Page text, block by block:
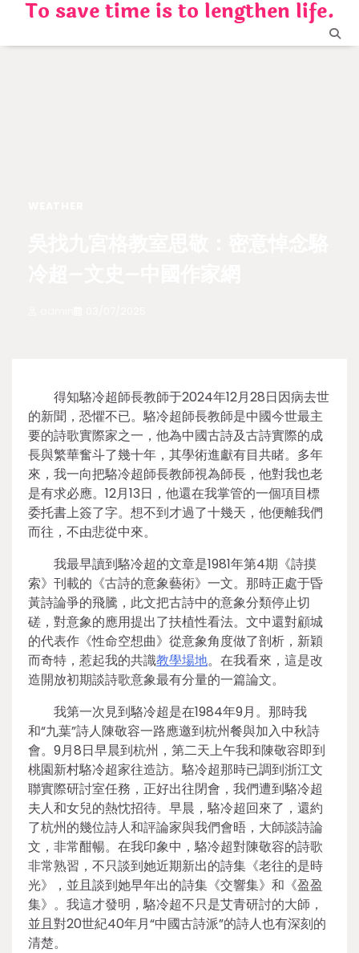
content
To save time is to lengthen life.
得知駱冷超師長教師于2024年12月28日因病去世
的新聞，恐懼不已。駱冷超師長教師是中國今世最主
要的詩歌實際家之一，他為中國古詩及古詩實際的成
長與繁華奮斗了幾十年，其學術進獻有目共睹。多年
來，我一向把駱冷超師長教師視為師長，他對我也老
是有求必應。12月13日，他還在我掌管的一個項目標
委托書上簽了字。想不到才過了十幾天，他便離我們
而往，不由悲從中來。
我最早讀到駱冷超的文章是1981年第4期《詩摸
索》刊載的《古詩的意象藝術》一文。那時正處于昏
黃詩論爭的飛騰，此文把古詩中的意象分類停止切
磋，對意象的應用提出了扶植性看法。文中還對顧城
的代表作《性命空想曲》從意象角度做了剖析，新穎
而奇特，惹起我的共識教學場地。在我看來，這是改
造開放初期談詩歌意象最有分量的一篇論文。
我第一次見到駱冷超是在1984年9月。那時我
和“九葉”詩人陳敬容一路應邀到杭州餐與加入中秋詩
會。9月8日早晨到杭州，第二天上午我和陳敬容即到
桃園新村駱冷超家往造訪。駱冷超那時已調到浙江文
聯實際研討室任務，正好出往閉會，我們遭到駱冷超
夫人和女兒的熱忱招待。早晨，駱冷超回來了，還約
了杭州的幾位詩人和評論家與我們會晤，大師談詩論
文，非常酣暢。在我印象中，駱冷超對陳敬容的詩歌
非常熟習，不只談到她近期新出的詩集《老往的是時
光》，並且談到她早年出的詩集《交響集》和《盈盈
集》。我這才發明，駱冷超不只是艾青研討的大師，
並且對20世紀40年月“中國古詩派”的詩人也有深刻的
清楚。